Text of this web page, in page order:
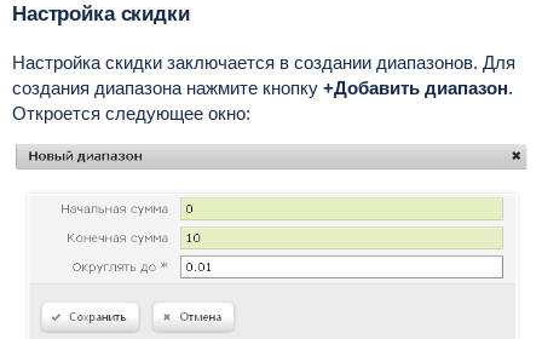
Настройка скидки
Настройка скидки заключается в создании диапазонов. Для
создания диапазона нажмите кнопку+Добавить диапазон.
Откроется следующее окно: